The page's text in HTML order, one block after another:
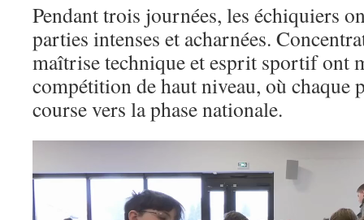
Pendant trois journées, les échiquiers
parties intenses et acharnées.
maîtrise technique et esprit sportif ont
compétition de haut niveau, où chaque
course vers la phase nationale.
vidéo